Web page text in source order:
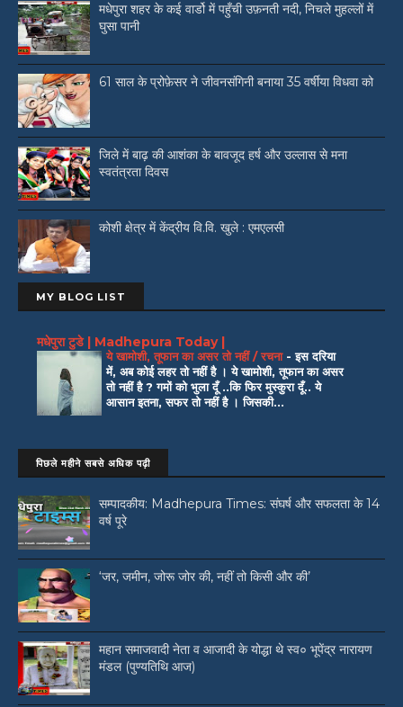
मधेपुरा शहर के कई वार्डो में पहुँची उफ़नती नदी, निचले मुहल्लों में
घुसा पानी
61 साल के प्रोफ़ेसर ने जीवनसंगिनी बनाया 35 वर्षीया विधवा को
जिले में बाढ़ की आशंका के बावजूद हर्ष और उल्लास से मना
स्वतंत्रता दिवस
कोशी क्षेत्र में केंद्रीय वि.वि. खुले : एमएलसी
MY BLOG LIST
मधेपुरा टुडे | Madhepura Today |
ये खामोशी, तूफान का असर तो नहीं / रचना -इस दरिया
में, अब कोई लहर तो नहीं है । ये खामोशी, तूफान का असर
तो नहीं है ? गमों को भुला दूँ ..कि फिर मुस्कुरा दूँ.. ये
आसान इतना, सफर तो नहीं है । जिसकी...
पिछले महीने सबसे अधिक पढ़ी
सम्पादकीय: Madhepura Times: संघर्ष और सफलता के 14
वर्ष पूरे
‘जर, जमीन, जोरू जोर की, नहीं तो किसी और की’
महान समाजवादी नेता व आजादी के योद्धा थे स्व० भूपेंद्र नारायण
मंडल (पुण्यतिथि आज)